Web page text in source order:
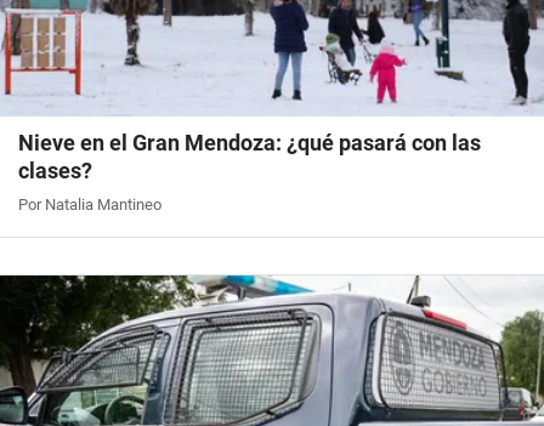
Nieve en el Gran Mendoza: ¿qué pasará con las
clases?
Por Natalia Mantineo